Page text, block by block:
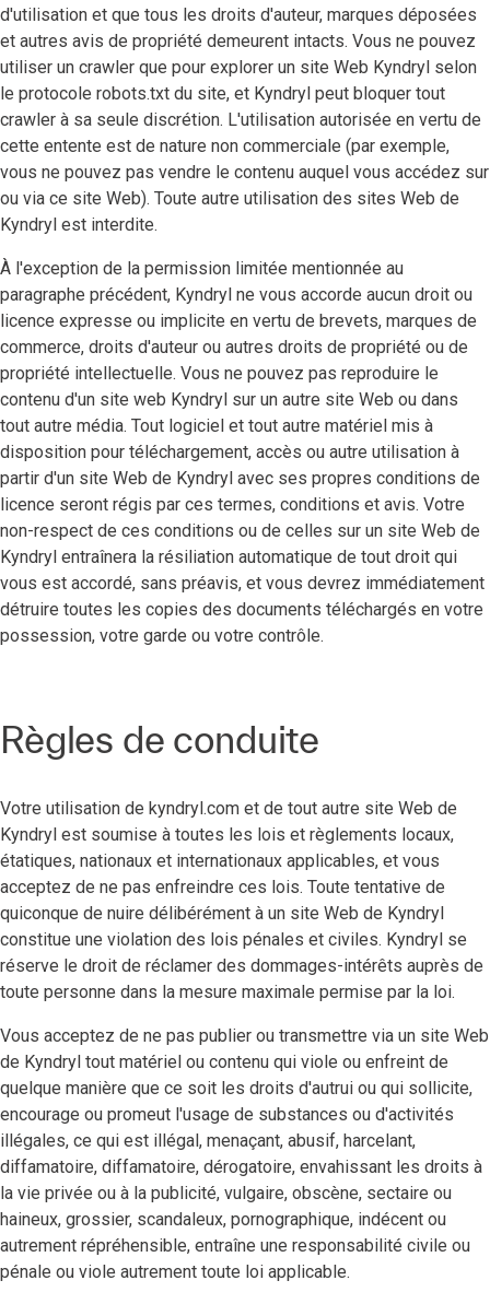
d'utilisation et que tous les droits d'auteur, marques déposées
et autres avis de propriété demeurent intacts. Vous ne pouvez
utiliser un crawler que pour explorer un site Web Kyndryl selon
le protocole robots.txt du site, et Kyndryl peut bloquer tout
crawler à sa seule discrétion. L'utilisation autorisée en vertu de
cette entente est de nature non commerciale (par exemple,
vous ne pouvez pas vendre le contenu auquel vous accédez sur
ou via ce site Web). Toute autre utilisation des sites Web de
Kyndryl est interdite.
À l'exception de la permission limitée mentionnée au
paragraphe précédent, Kyndryl ne vous accorde aucun droit ou
licence expresse ou implicite en vertu de brevets, marques de
commerce, droits d'auteur ou autres droits de propriété ou de
propriété intellectuelle. Vous ne pouvez pas reproduire le
contenu d'un site web Kyndryl sur un autre site Web ou dans
tout autre média. Tout logiciel et tout autre matériel mis à
disposition pour téléchargement, accès ou autre utilisation à
partir d'un site Web de Kyndryl avec ses propres conditions de
licence seront régis par ces termes, conditions et avis. Votre
non-respect de ces conditions ou de celles sur un site Web de
Kyndryl entraînera la résiliation automatique de tout droit qui
vous est accordé, sans préavis, et vous devrez immédiatement
détruire toutes les copies des documents téléchargés en votre
possession, votre garde ou votre contrôle.
Règles de conduite
Votre utilisation de kyndryl.com et de tout autre site Web de
Kyndryl est soumise à toutes les lois et règlements locaux,
étatiques, nationaux et internationaux applicables, et vous
acceptez de ne pas enfreindre ces lois. Toute tentative de
quiconque de nuire délibérément à un site Web de Kyndryl
constitue une violation des lois pénales et civiles. Kyndryl se
réserve le droit de réclamer des dommages-intérêts auprès de
toute personne dans la mesure maximale permise par la loi.
Vous acceptez de ne pas publier ou transmettre via un site Web
de Kyndryl tout matériel ou contenu qui viole ou enfreint de
quelque manière que ce soit les droits d'autrui ou qui sollicite,
encourage ou promeut l'usage de substances ou d'activités
illégales, ce qui est illégal, menaçant, abusif, harcelant,
diffamatoire, diffamatoire, dérogatoire, envahissant les droits à
la vie privée ou à la publicité, vulgaire, obscène, sectaire ou
haineux, grossier, scandaleux, pornographique, indécent ou
autrement répréhensible, entraîne une responsabilité civile ou
pénale ou viole autrement toute loi applicable.